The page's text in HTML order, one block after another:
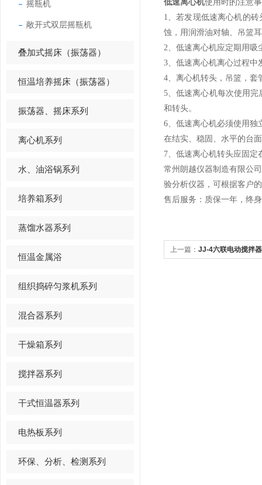
摇瓶机
敞开式双层摇瓶机
叠加式摇床（振荡器）
恒温培养摇床（振荡器）
振荡器、摇床系列
离心机系列
水、油浴锅系列
培养箱系列
蒸馏水器系列
恒温金属浴
组织捣碎匀浆机系列
混合器系列
干燥箱系列
搅拌器系列
干式恒温器系列
电热板系列
环保、分析、检测系列
低速离心机使用时的注意
1、若发现低速离心机的
蚀，用润滑油对轴、吊篮
2、低速离心机应定期用
3、低速离心机离心过程中
4、离心机转头，吊篮，
5、低速离心机每次使用
和转头。
6、低速离心机必须使用独
在结实、稳固、水平的台
7、低速离心机转头应固
常州朗越仪器制造有限公
验分析仪器，可根据客户
售后服务：质保一年，终
上一篇： JJ-4六联电动搅拌